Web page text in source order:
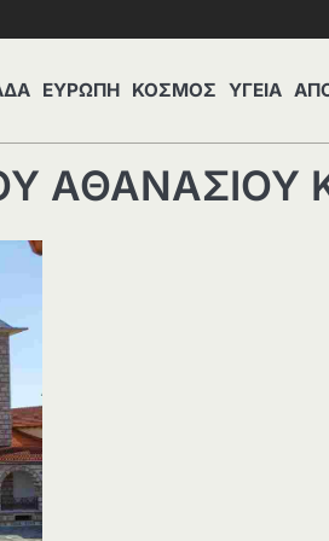
ΕΥΡΩΠΗ ΚΟΣΜΟΣ ΥΓΕΙΑ
ΑΘΑΝΑΣΙΟΥ